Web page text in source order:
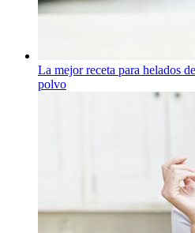
La mejor receta para helados
polvo